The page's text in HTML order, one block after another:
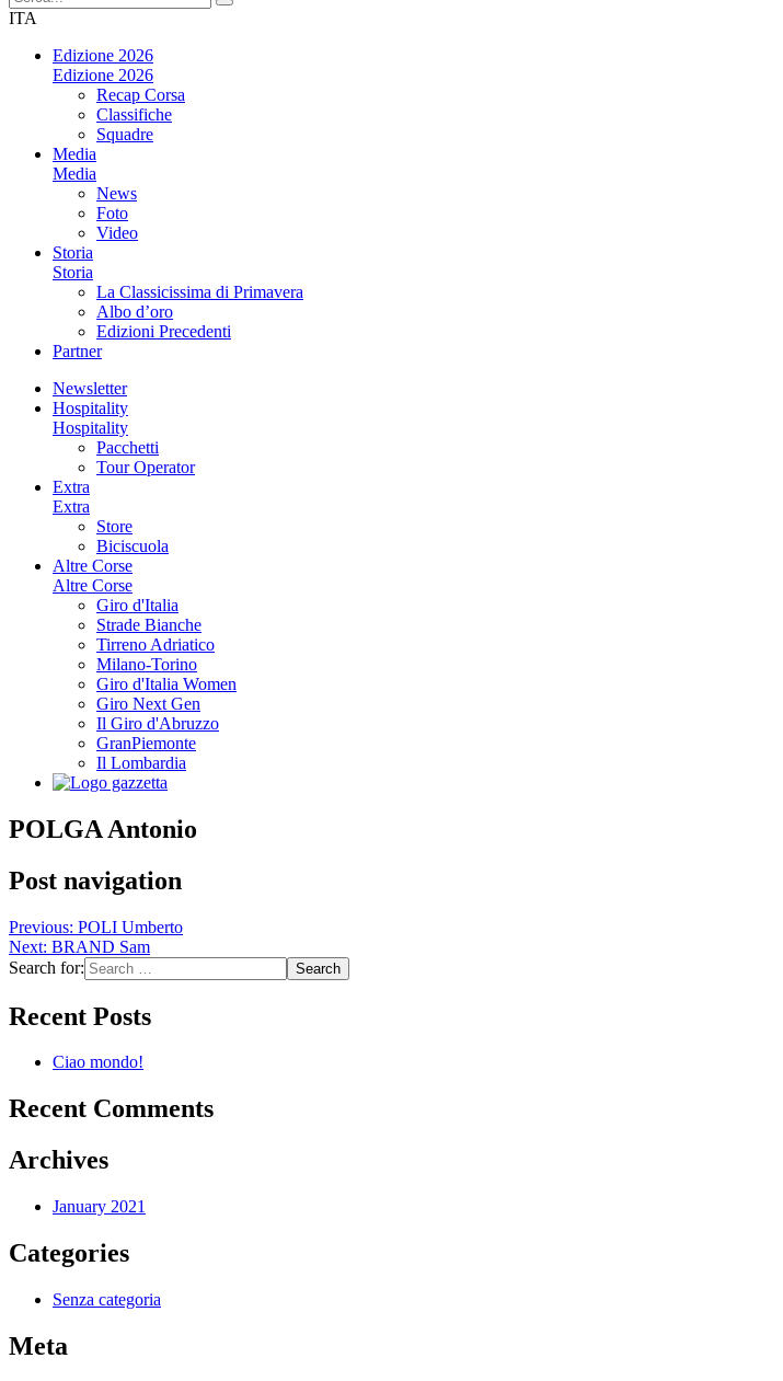
ITA
Edizione 2026
Edizione 2026
Recap Corsa
Classifiche
Squadre
Media
Media
News
Foto
Video
Storia
Storia
La Classicissima di Primavera
Albo d’oro
Edizioni Precedenti
Partner
Newsletter
Hospitality
Hospitality
Pacchetti
Tour Operator
Extra
Extra
Store
Biciscuola
Altre Corse
Altre Corse
Giro d'Italia
Strade Bianche
Tirreno Adriatico
Milano-Torino
Giro d'Italia Women
Giro Next Gen
Il Giro d'Abruzzo
GranPiemonte
Il Lombardia
POLGA Antonio
Post navigation
Previous: POLI Umberto
Next: BRAND Sam
Search for:
Recent Posts
Ciao mondo!
Recent Comments
Archives
January 2021
Categories
Senza categoria
Meta